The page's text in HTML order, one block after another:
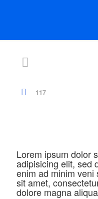
117
Lorem ipsum dolor
adipisicing elit, sed
enim ad minim
sit amet,
dolore magna